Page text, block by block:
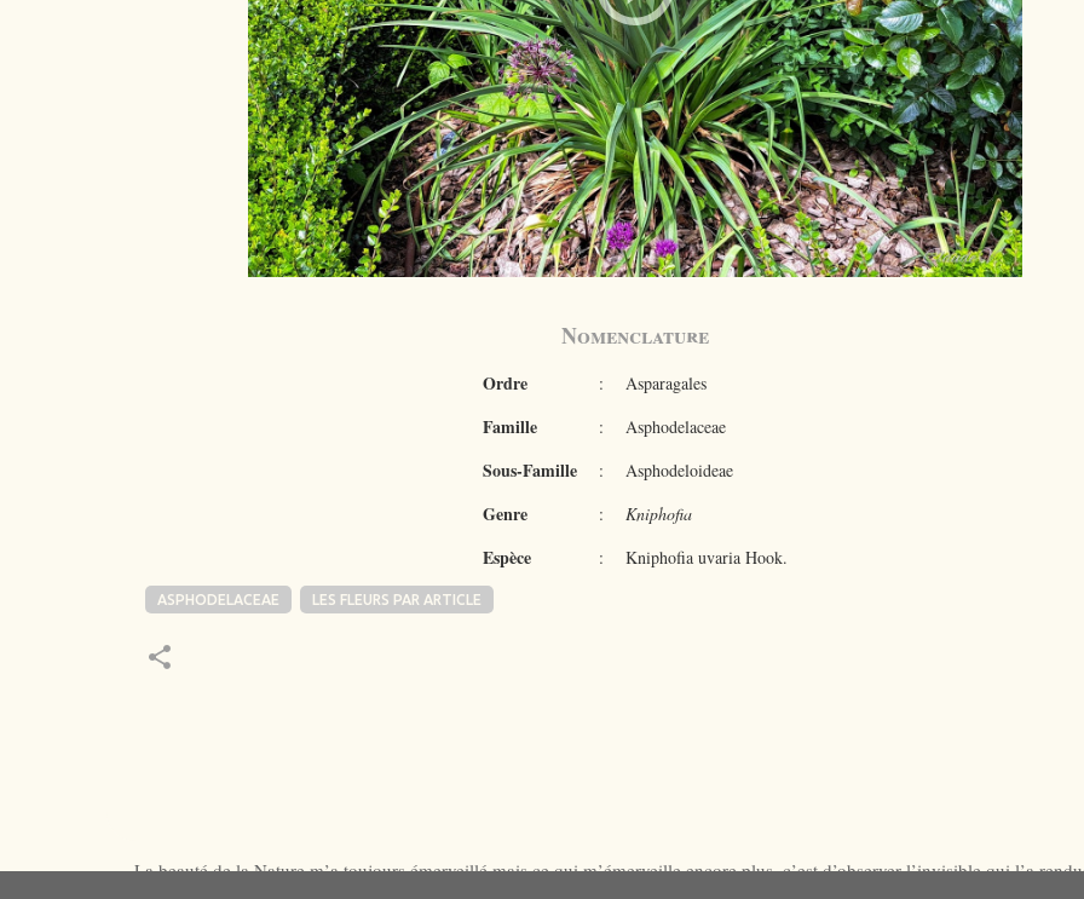
Nomenclature
Ordre : Asparagales
Famille : Asphodelaceae
Sous-Famille : Asphodeloideae
Genre : Kniphofia
Espèce : Kniphofia uvariaHook.
ASPHODELACEAE LES FLEURS PAR ARTICLE
La beauté de la Nature m’a toujours émerveillé mais ce qui m’émerveille encore plus, c’est d’observer l’invisible qui l’a